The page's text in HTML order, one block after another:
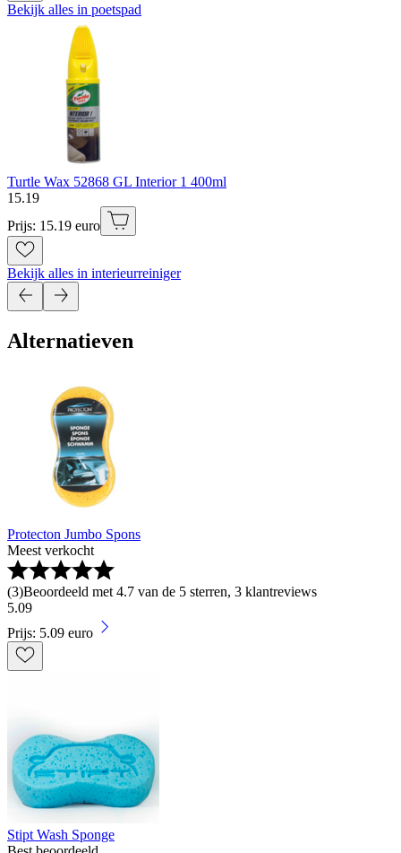
Bekijk alles in poetspad
Turtle Wax 52868 GL Interior 1 400ml
15.19
Prijs: 15.19 euro
Bekijk alles in interieurreiniger
Alternatieven
Protecton Jumbo Spons
Meest verkocht
(3)Beoordeeld met 4.7 van de 5 sterren, 3 klantreviews
5.09
Prijs: 5.09 euro
Stipt Wash Sponge